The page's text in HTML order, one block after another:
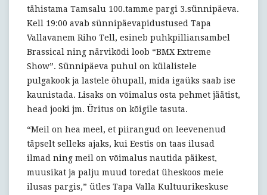
tähistama Tamsalu 100.tamme pargi 3.sünnipäeva.
Kell 19:00 avab sünnipäevapidustused Tapa
Vallavanem Riho Tell, esineb puhkpilliansambel
Brassical ning närvikõdi loob “BMX Extreme
Show”. Sünnipäeva puhul on külalistele
pulgakook ja lastele õhupall, mida igaüks saab ise
kaunistada. Lisaks on võimalus osta pehmet jäätist,
head jooki jm. Üritus on kõigile tasuta.
“Meil on hea meel, et piirangud on leevenenud
täpselt selleks ajaks, kui Eestis on taas ilusad
ilmad ning meil on võimalus nautida päikest,
muusikat ja palju muud toredat üheskoos meie
ilusas pargis,” ütles Tapa Valla Kultuurikeskuse